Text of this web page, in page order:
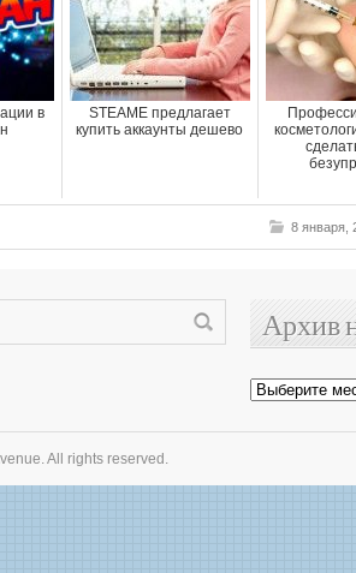
в
STEAME предлагает
купить аккаунты дешево
8 января,
Архив
Архив
новостей
All rights reserved.